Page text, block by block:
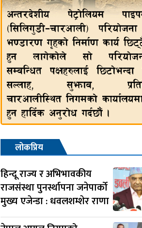
लोकप्रिय
हिन्दू राज्य र अभिभावकीय
राजसंस्था पुनर्स्थापना जनेपार्को
मुख्य एजेन्डा : धवलशम्शेर राणा